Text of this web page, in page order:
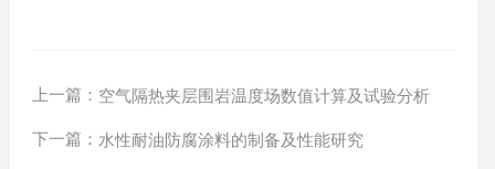
上一篇： 空气隔热夹层围岩温度场数值计算及试验分析
下一篇： 水性耐油防腐涂料的制备及性能研究